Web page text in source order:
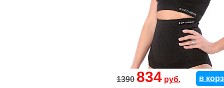
1390 834 руб. в